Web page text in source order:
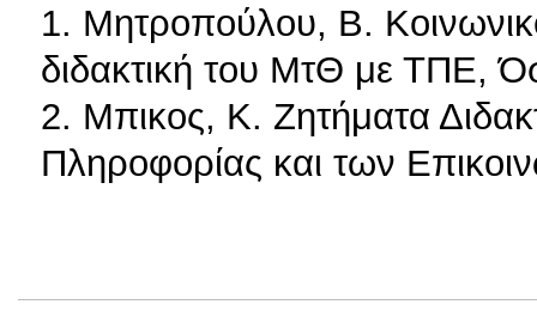
1. Μητροπούλου, Β.
διδακτική του ΜτΘ με ΤΠΕ,
2. Μπικος, Κ. Ζητήματα
Πληροφορίας και των